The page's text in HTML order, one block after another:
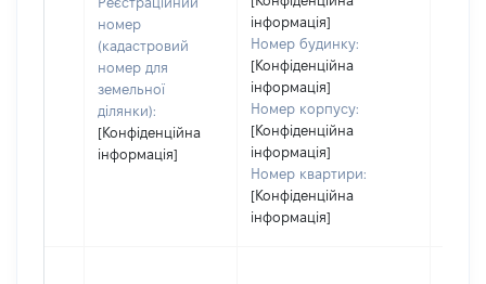
номер
(кадастровий
номер для
земельної
ділянки):
[Конфіденційна
інформація]
інформація]
Номер будинку:
[Конфіденційна
інформація]
Номер корпусу:
[Конфіденційна
інформація]
Номер квартири:
[Конфіденційна
інформація]